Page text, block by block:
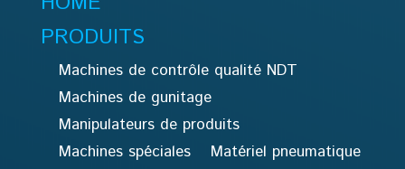
PRODUITS
Machines de contrôle qualité NDT
Machines de gunitage
Manipulateurs de produits
Machines spéciales
Matériel pneumatique